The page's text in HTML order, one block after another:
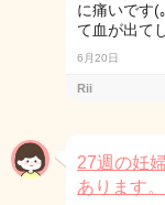
に痛いです(
て血が出て
6月20日
Rii
27週の妊
あります